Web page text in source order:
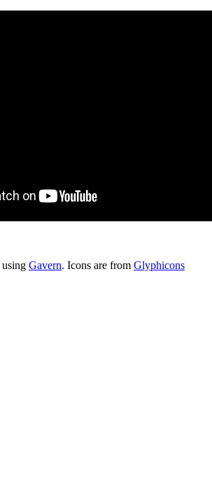
using Gavern. Icons are from Glyphicons